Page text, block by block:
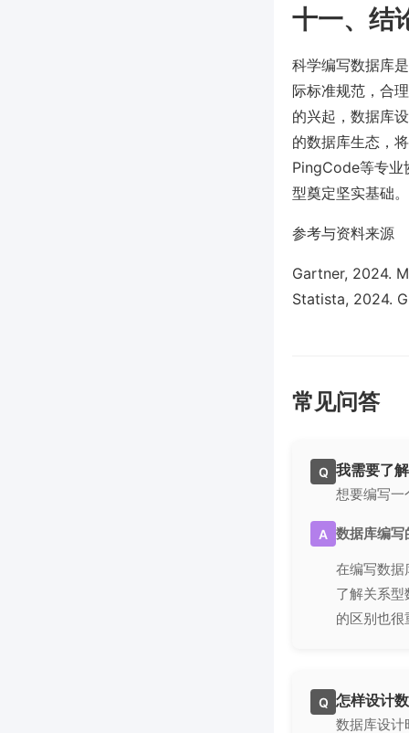
十一、结
科学编写数据库
际标准规范，合
的兴起，数据库
的数据库生态，
PingCode等专业
型奠定坚实基础。
参考与资料来源
Gartner, 2024.
Statista, 2024.
常见问答
Q 我需要了
想要编写一
A 数据库编写
在编写数据
了解关系
的区别也
Q 怎样设计
数据库设计